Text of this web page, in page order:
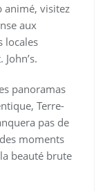
animé, visitez
aux
locales
panoramas
Terre-
pas de
moments
beauté brute